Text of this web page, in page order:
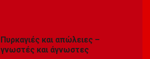
Πυρκαγιές και απώλειες –
γνωστές και άγνωστες